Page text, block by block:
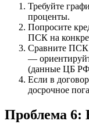
Требуйте
проценты.
Попросите
ПСК на
Сравните ПСК
—
(данные ЦБ
Если в
досрочное
Проблема 6: